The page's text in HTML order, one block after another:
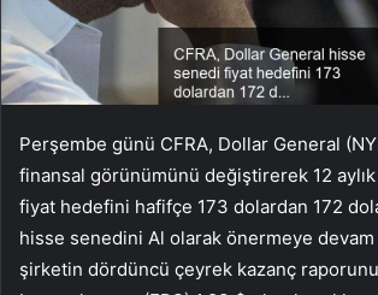
Perşembe günü CFRA, Dollar General
finansal görünümünü değiştirerek 12
fiyat hedefini hafifçe 173 dolardan 172
hisse senedini Al olarak önermeye
şirketin dördüncü çeyrek kazanç